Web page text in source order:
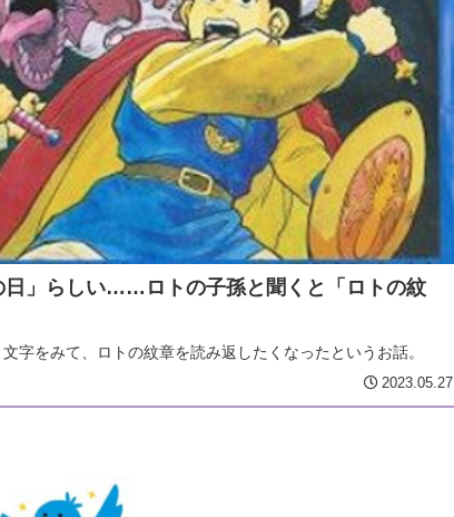
日」らしい……ロトの子孫と聞くと「ロトの紋
字をみて、ロトの紋章を読み返したくなったというお話。
2023.05.27